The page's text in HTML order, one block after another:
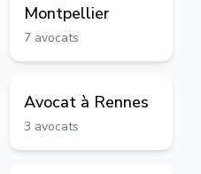
Montpellier
7 avocats
Avocat à Rennes
3 avocats